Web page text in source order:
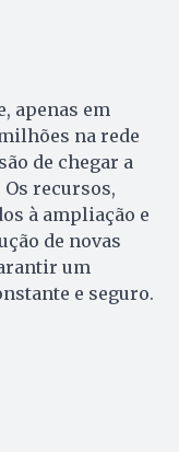
apenas em
na rede
de chegar a
recursos,
à ampliação e
de novas
um
e seguro.